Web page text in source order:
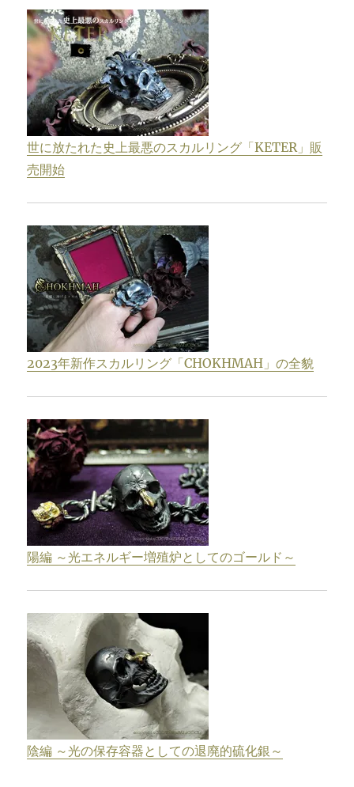
世に放たれた史上最悪のスカルリング「KETER」販
売開始
2023年新作スカルリング「CHOKHMAH」の全貌
陽編 ～光エネルギー増殖炉としてのゴールド～
陰編 ～光の保存容器としての退廃的硫化銀～